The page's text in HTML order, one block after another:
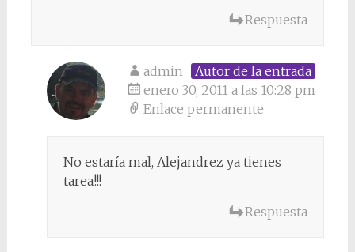
Respuesta
admin
Autor de la entrada
enero 30, 2011 a las 10:28 pm
Enlace permanente
No estaría mal, Alejandrez ya tienes
tarea!!!
Respuesta